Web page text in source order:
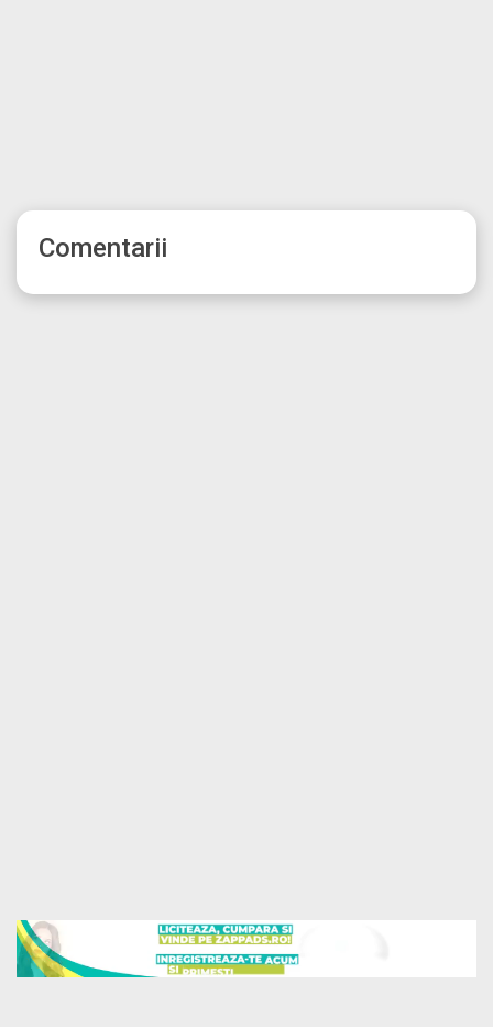
Comentarii